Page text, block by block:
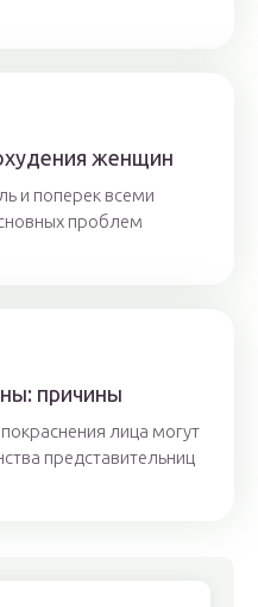
женщин
и поперек всеми
проблем
причины
лица могут
представительниц